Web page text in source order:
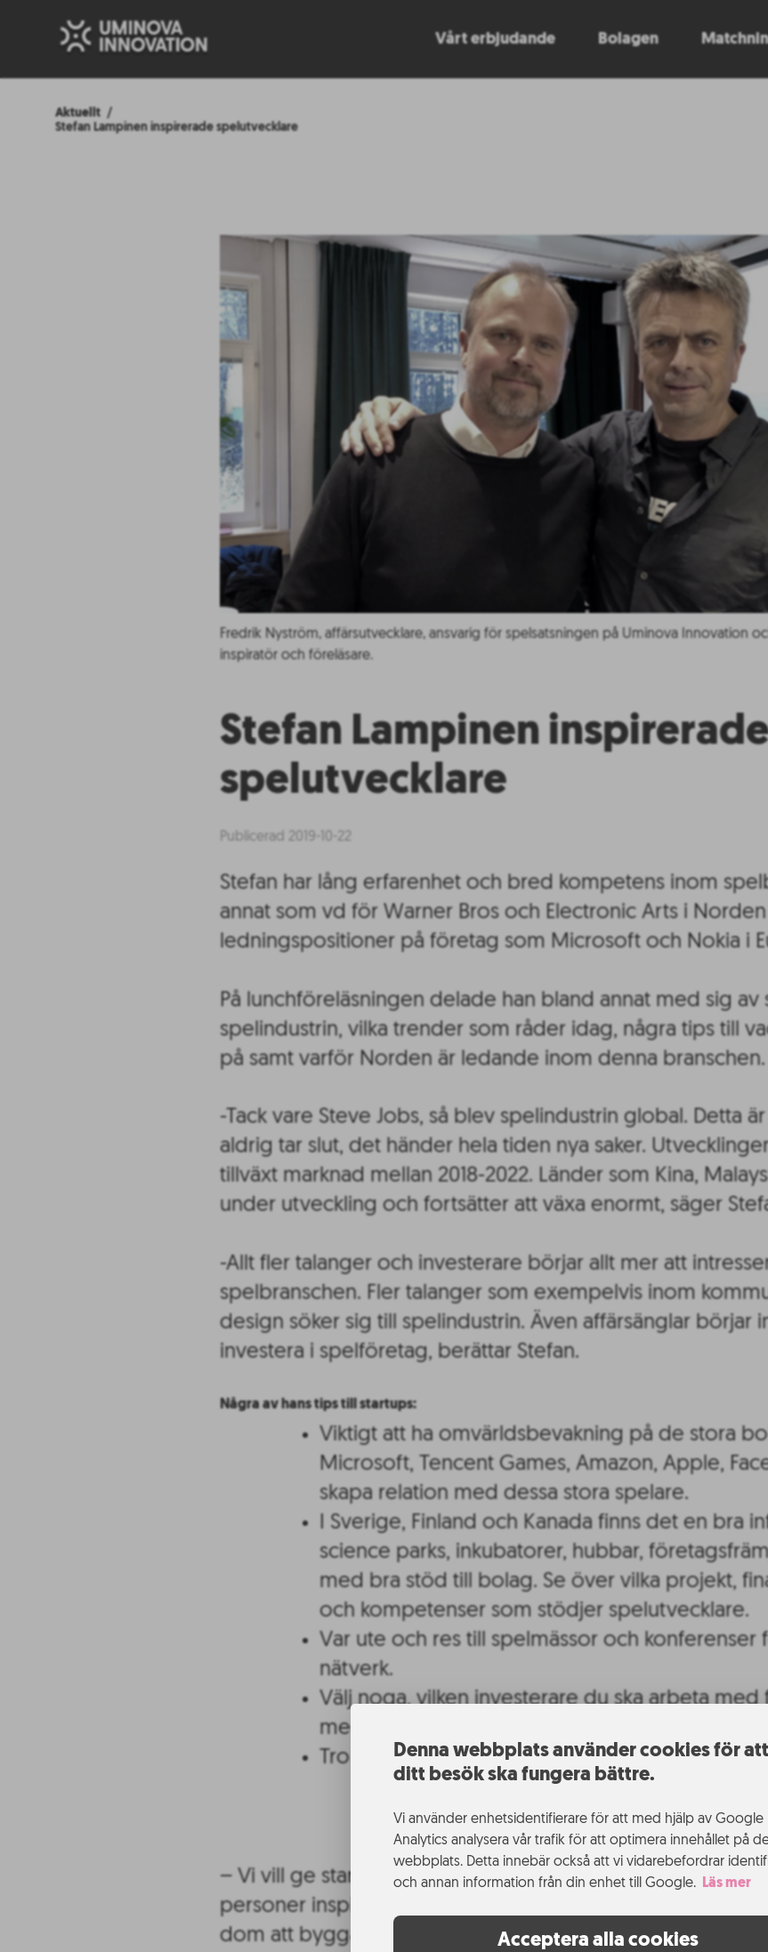
Denna webbplats använder cookies för att
ditt besök ska fungera bättre.
Vi använder enhetsidentifierare för att med hjälp av Google
Analytics analysera vår trafik för att optimera innehållet på
webbplats. Detta innebär också att vi vidarebefordrar
och annan information från din enhet till Google.
Läs mer
Acceptera alla cookies
Vårt erbjudande Bolagen
Aktuellt
Stefan Lampinen inspirerade spelutvecklare
Fredrik Nyström, affärsutvecklare, ansvarig för spelsatsningen på Uminova Innovation
inspiratör och föreläsare.
Stefan Lampinen
spelutvecklare
Publicerad 2019-10-22
Stefan har lång erfarenhet och bred kompetens inom
annat som vd för Warner Bros och Electronic Arts i
ledningspositioner på företag som Microsoft och Nokia i
På lunchföreläsningen delade han bland annat med sig av
spelindustrin, vilka trender som råder idag, några tips till
på samt varför Norden är ledande inom denna branschen.
-Tack vare Steve Jobs, så blev spelindustrin global. Detta
aldrig tar slut, det händer hela tiden nya saker.
tillväxt marknad mellan 2018-2022. Länder som Kina,
under utveckling och fortsätter att växa enormt, säger
-Allt fler talanger och investerare börjar allt mer att
spelbranschen. Fler talanger som exempelvis inom
design söker sig till spelindustrin. Även affärsänglar börjar
investera i spelföretag, berättar Stefan.
Några av hans tips till startups:
Viktigt att ha omvärldsbevakning på de stora
Microsoft, Tencent Games, Amazon, Apple,
skapa relation med dessa stora spelare.
I Sverige, Finland och Kanada finns det en bra
science parks, inkubatorer, hubbar,
med bra stöd till bolag. Se över vilka projekt,
och kompetenser som stödjer spelutvecklare.
Var ute och res till spelmässor och
nätverk.
Välj noga, vilken investerare du ska arbeta
med dom.
Tro på din idé när du ser något och häng kvar
– Vi vill ge startups, entreprenörer, studenter och andra
personer inspiration och hjälpa dem att bygga sina
dom att bygga bolag, hitta rätt kompetens, finansiering